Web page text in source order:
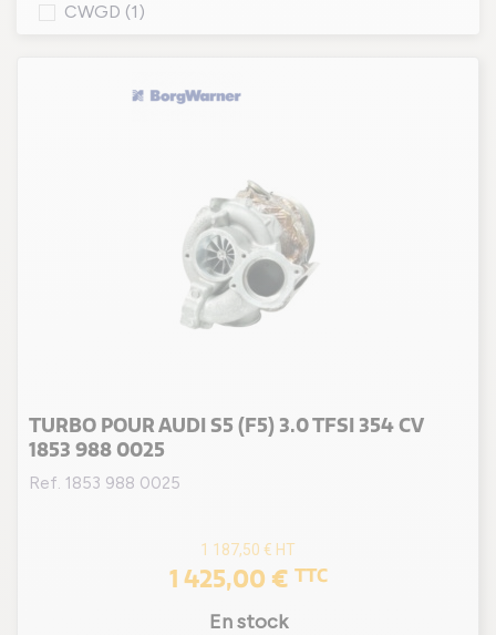
CWGD (1)
TURBO POUR AUDI S5 (F5) 3.0 TFSI 354 CV
1853 988 0025
Ref. 1853 988 0025
1 187,50 € HT
1 425,00 € TTC
En stock